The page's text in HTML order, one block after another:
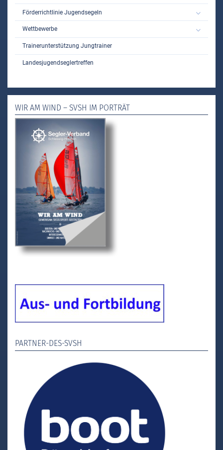
Förderrichtlinie Jugendsegeln
Wettbewerbe
Trainerunterstützung Jungtrainer
Landesjugendseglertreffen
WIR AM WIND – SVSH IM PORTRÄT
PARTNER-DES-SVSH